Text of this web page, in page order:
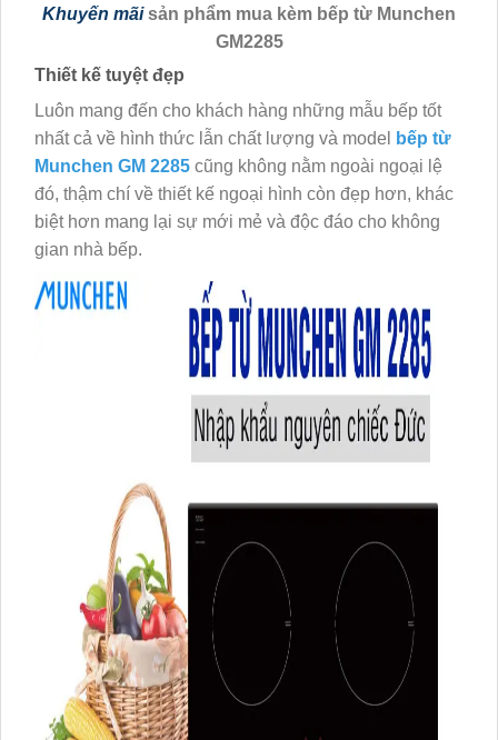
Khuyến mãisản phẩm mua kèm bếp từ Munchen
GM2285
Thiết kế tuyệt đẹp
Luôn mang đến cho khách hàng những mẫu bếp tốt
nhất cả về hình thức lẫn chất lượng và model
bếp từ
Munchen GM 2285 cũng không nằm ngoài ngoại lệ
đó, thậm chí về thiết kế ngoại hình còn đẹp hơn, khác
biệt hơn mang lại sự mới mẻ và độc đáo cho không
gian nhà bếp.